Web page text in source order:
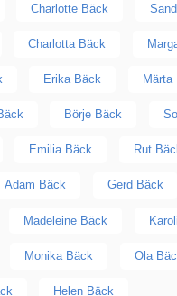
Charlotte Bäck
Charlotta Bäck
Erika Bäck Märta
Börje Bäck
Emilia Bäck Rut
Adam Bäck Gerd Bäck
Madeleine Bäck
Monika Bäck Ola
Helen Bäck